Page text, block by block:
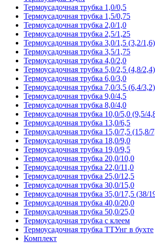
Термоусадочная трубка 1,0/0,5
Термоусадочная трубка 1,5/0,75
Термоусадочная трубка 2,0/1,0
Термоусадочная трубка 2,5/1,25
Термоусадочная трубка 3,0/1,5 (3,2/1,6)
Термоусадочная трубка 3,5/1,75
Термоусадочная трубка 4,0/2,0
Термоусадочная трубка 5,0/2,5 (4,8/2,4)
Термоусадочная трубка 6,0/3,0
Термоусадочная трубка 7,0/3,5 (6,4/3,2)
Термоусадочная трубка 9,0/4,5
Термоусадочная трубка 8,0/4,0
Термоусадочная трубка 10,0/5,0 (9,5/
Термоусадочная трубка 13,0/6,5
Термоусадочная трубка 15,0/7,5 (15,8/
Термоусадочная трубка 18,0/9,0
Термоусадочная трубка 19,0/9,5
Термоусадочная трубка 20,0/10,0
Термоусадочная трубка 22,0/11,0
Термоусадочная трубка 25,0/12,5
Термоусадочная трубка 30,0/15,0
Термоусадочная трубка 35,0/17,5 (38/
Термоусадочная трубка 40,0/20,0
Термоусадочная трубка 50,0/25,0
Термоусадочная трубка с клеем
Термоусадочная трубка ТТУнг в бухте
Комплект